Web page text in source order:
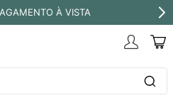
À VISTA